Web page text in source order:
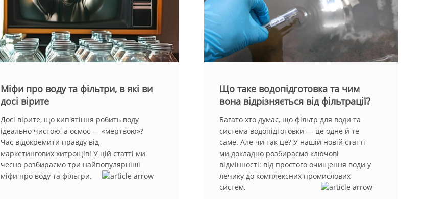
Міфи про воду та фільтри, в які ви
досі вірите
Досі вірите, що кип'ятіння робить воду
ідеально чистою, а осмос — «мертвою»?
Час відокремити правду від
маркетингових хитрощів! У цій статті ми
чесно розбираємо три найпопулярніші
міфи про воду та фільтри.
Що таке водопідготовка та чим
вона відрізняється від фільтрації?
Багато хто думає, що фільтр для води та
система водопідготовки — це одне й те
саме. Але чи так це? У нашій новій статті
ми докладно розбираємо ключові
відмінності: від простого очищення води у
лечику до комплексних промислових
систем.